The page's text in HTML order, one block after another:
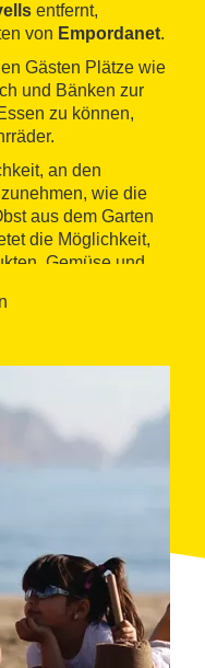
entfernt,
von Empordanet.
Gästen Plätze wie
und Bänken zur
zu können,
an den
wie die
aus dem Garten
die Möglichkeit,
Gemüse und